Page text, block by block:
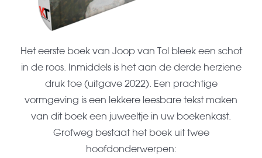
Het eerste boek van Joop van Tol bleek een schot
in de roos. Inmiddels is het aan de derde herziene
druk toe (uitgave 2022). Een prachtige
vormgeving is een lekkere leesbare tekst maken
van dit boek een juweeltje in uw boekenkast.
Grofweg bestaat het boek uit twee
hoofdonderwerpen: